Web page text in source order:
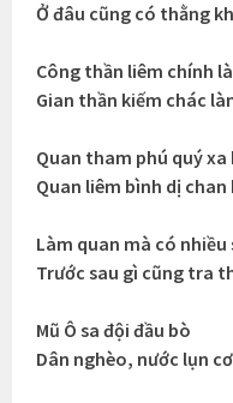
Ở đâu cũng có thằng
Công thần liêm chính
Gian thần kiếm chác
Quan tham phú quý xa
Quan liêm bình dị
Làm quan mà có nhiều
Trước sau gì cũng tra
Mũ Ô sa đội đầu bò
Dân nghèo, nước lụn